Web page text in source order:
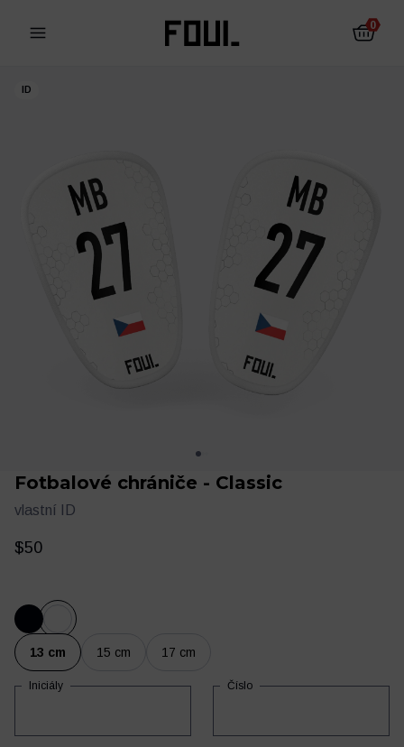
0
Fotbalové chrániče Ponožky
ID
Fotbalové chrániče - Classic
vlastní ID
$50
13 cm 15 cm 17 cm
Iniciály Číslo